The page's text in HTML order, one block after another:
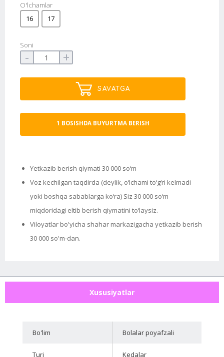
O'lchamlar
16
17
Soni
- +
SAVATGA
1 BOSISHDA BUYURTMA BERISH
Yetkazib berish qiymati 30 000 so‘m
Voz kechilgan taqdirda (deylik, o‘lchami to‘g‘ri kelmadi
yoki boshqa sabablarga ko‘ra) Siz 30 000 so‘m
miqdoridagi eltib berish qiymatini to‘laysiz.
Viloyatlar bo'yicha shahar markazigacha yetkazib berish
30 000 so'm-dan.
Xususiyatlar
Bo'lim Bolalar poyafzali
Turi Kedalar